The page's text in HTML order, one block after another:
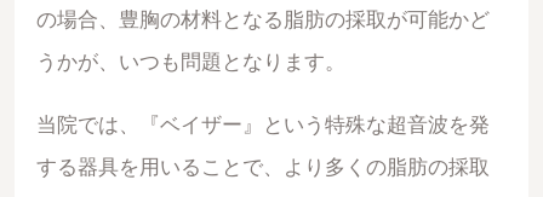
の場合、豊胸の材料となる脂肪の採取が可能かど
うかが、いつも問題となります。
当院では、『ベイザー』という特殊な超音波を発
する器具を用いることで、より多くの脂肪の採取